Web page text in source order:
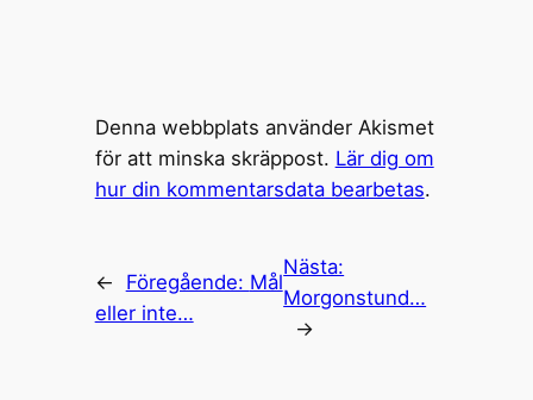
Denna webbplats använder Akismet
för att minska skräppost. Lär dig om
hur din kommentarsdata bearbetas.
← Föregående: Mål
eller inte…
Nästa:
Morgonstund…
→